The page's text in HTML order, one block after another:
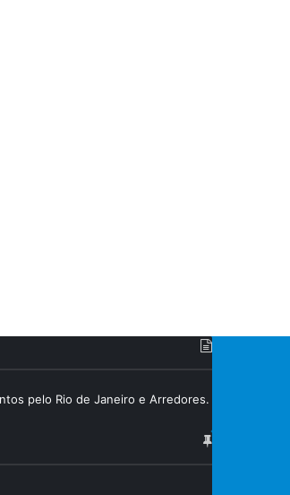
pelo Rio de Janeiro e Arredores.